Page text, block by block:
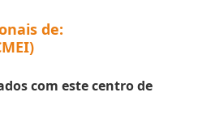
de:
com este centro de